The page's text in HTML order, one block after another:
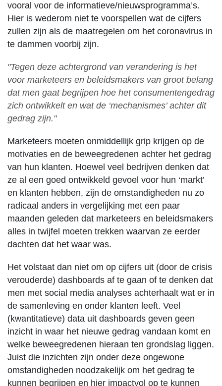
vooral voor de informatieve/nieuwsprogramma’s.
Hier is wederom niet te voorspellen wat de cijfers
zullen zijn als de maatregelen om het coronavirus in
te dammen voorbij zijn.
"Tegen deze achtergrond van verandering is het
voor marketeers en beleidsmakers van groot belang
dat men gaat begrijpen hoe het consumentengedrag
zich ontwikkelt en wat de ‘mechanismes’ achter dit
gedrag zijn."
Marketeers moeten onmiddellijk grip krijgen op de
motivaties en de beweegredenen achter het gedrag
van hun klanten. Hoewel veel bedrijven denken dat
ze al een goed ontwikkeld gevoel voor hun ‘markt’
en klanten hebben, zijn de omstandigheden nu zo
radicaal anders in vergelijking met een paar
maanden geleden dat marketeers en beleidsmakers
alles in twijfel moeten trekken waarvan ze eerder
dachten dat het waar was.
Het volstaat dan niet om op cijfers uit (door de crisis
verouderde) dashboards af te gaan of te denken dat
men met social media analyses achterhaalt wat er in
de samenleving en onder klanten leeft. Veel
(kwantitatieve) data uit dashboards geven geen
inzicht in waar het nieuwe gedrag vandaan komt en
welke beweegredenen hieraan ten grondslag liggen.
Juist die inzichten zijn onder deze ongewone
omstandigheden noodzakelijk om het gedrag te
kunnen begrijpen en hier impactvol op te kunnen